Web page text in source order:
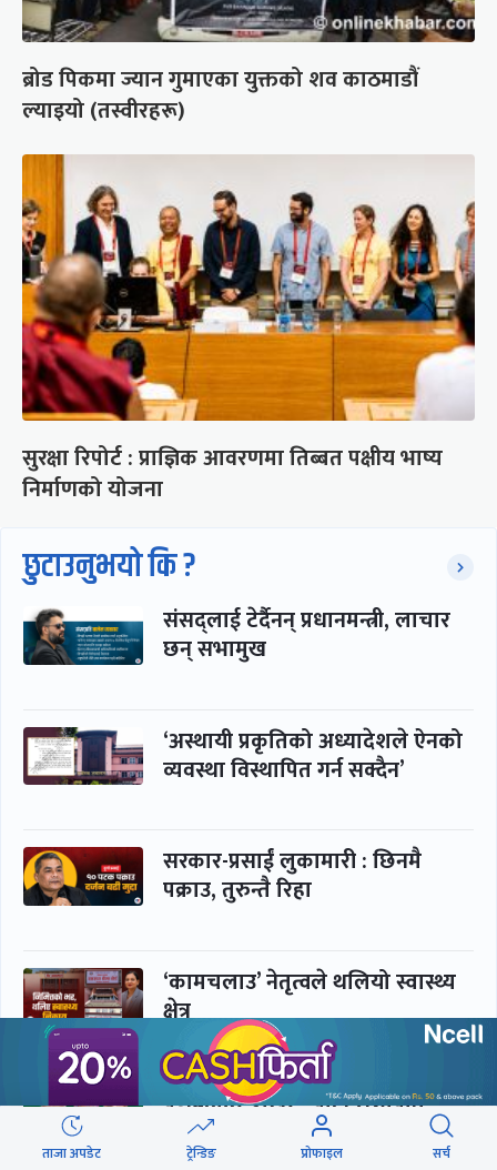
ब्रोड पिकमा ज्यान गुमाएका युक्तको शव काठमाडौं
ल्याइयो (तस्वीरहरू)
सुरक्षा रिपोर्ट : प्राज्ञिक आवरणमा तिब्बत पक्षीय भाष्य
निर्माणको योजना
छुटाउनुभयो कि ?
संसद्लाई टेर्दैनन् प्रधानमन्त्री, लाचार
छन् सभामुख
‘अस्थायी प्रकृतिको अध्यादेशले ऐनको
व्यवस्था विस्थापित गर्न सक्दैन’
सरकार-प्रसाईं लुकामारी : छिनमै
पक्राउ, तुरुन्तै रिहा
‘कामचलाउ’ नेतृत्वले थलियो स्वास्थ्य
क्षेत्र
पूर्णबहादुर-शेखर : पार्टी सभापति
ताक्थे, विभाजनको संघारमा
शशांकलाई अघि सारे
ताजा अपडेट ट्रेन्डिङ प्रोफाइल सर्च